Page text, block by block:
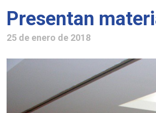
Presentan
25 de enero de 2018